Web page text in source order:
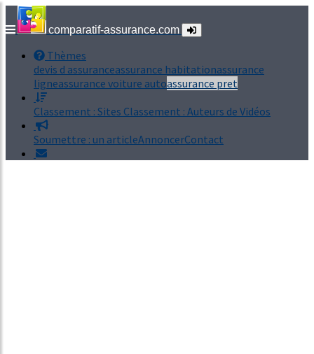
comparatif-assurance.com
Thèmes
devis d assuranceassurance habitationassurance
ligneassurance voiture autoassurance pret
Classement : Sites Classement : Auteurs de Vidéos
Soumettre : un articleAnnoncerContact